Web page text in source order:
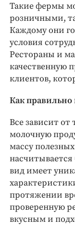
Такие фермы
розничными,
Каждому они
условия
Рестораны и
качественную
клиентов,
Как
Все зависит от
молочную
массу
вид имеет
протяжении
проверенную
вкусным и